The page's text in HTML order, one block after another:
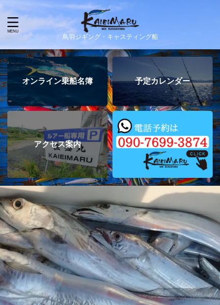
鳥羽ジギング・キャスティング船
オンライン乗船名簿 予定カレンダー
アクセス案内